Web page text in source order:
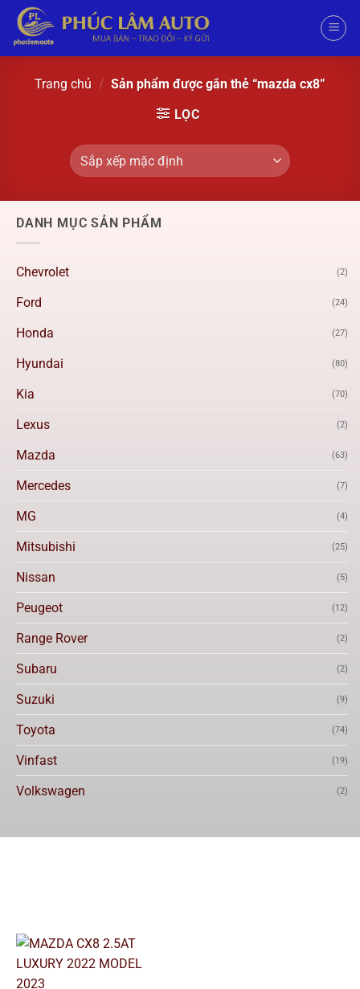
Trang chủ / Sản phẩm được gắn thẻ “mazda cx8”
LỌC
DANH MỤC SẢN PHẨM
Chevrolet (2)
Ford (24)
Honda (27)
Hyundai (80)
Kia (70)
Lexus (2)
Mazda (63)
Mercedes (7)
MG (4)
Mitsubishi (25)
Nissan (5)
Peugeot (12)
Range Rover (2)
Subaru (2)
Suzuki (9)
Toyota (74)
Vinfast (19)
Volkswagen (2)